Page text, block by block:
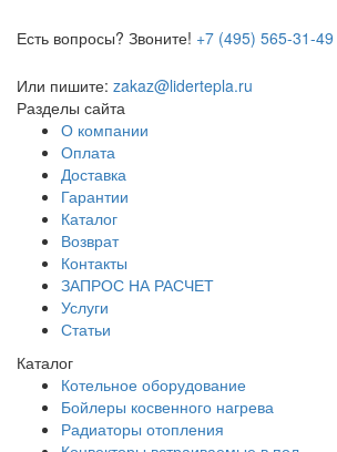
Есть вопросы? Звоните! +7 (495) 565-31-49
Или пишите: zakaz@lidertepla.ru
Разделы сайта
О компании
Оплата
Доставка
Гарантии
Каталог
Возврат
Контакты
ЗАПРОС НА РАСЧЕТ
Услуги
Статьи
Каталог
Котельное оборудование
Бойлеры косвенного нагрева
Радиаторы отопления